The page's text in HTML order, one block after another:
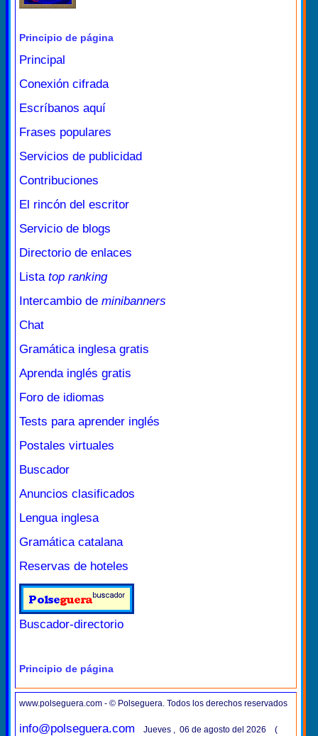
Principio de página
Principal
Conexión cifrada
Escríbanos aquí
Frases populares
Servicios de publicidad
Contribuciones
El rincón del escritor
Servicio de blogs
Directorio de enlaces
Lista top ranking
Intercambio de minibanners
Chat
Gramática inglesa gratis
Aprenda inglés gratis
Foro de idiomas
Tests para aprender inglés
Postales virtuales
Buscador
Anuncios clasificados
Lengua inglesa
Gramática catalana
Reservas de hoteles
Buscador-directorio
Principio de página
www.polseguera.com - © Polseguera. Todos los derechos reservados
info@polseguera.com Jueves , 06 de agosto del 2026 (